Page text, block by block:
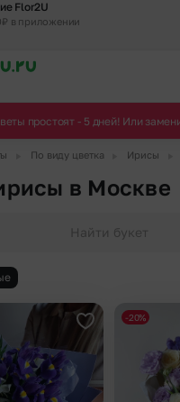
Flor2U
в приложении
простоят - 5 дней! Или
По виду цветка Ирисы
в Москве
Найти букет
Добавить в
-20%